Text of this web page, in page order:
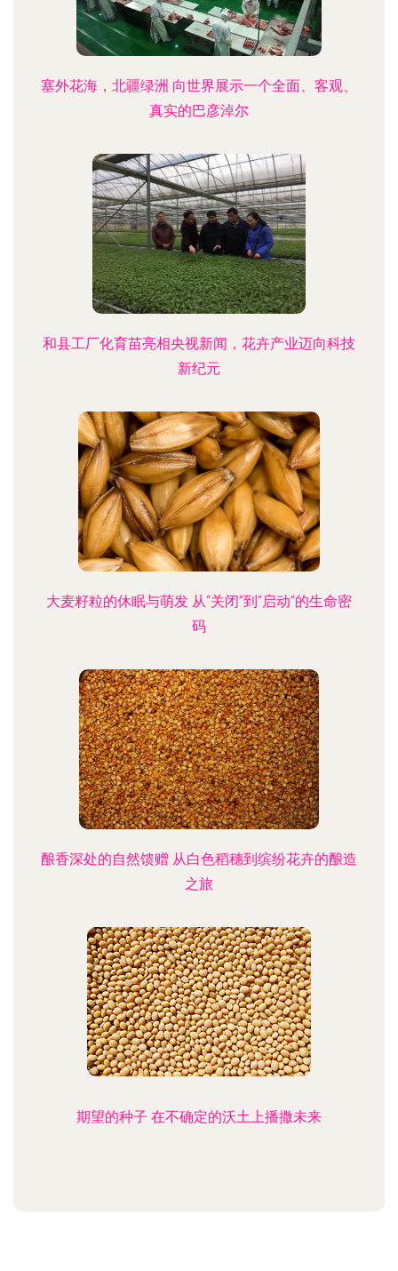
塞外花海，北疆绿洲 向世界展示一个全面、客观、
真实的巴彦淖尔
和县工厂化育苗亮相央视新闻，花卉产业迈向科技
新纪元
大麦籽粒的休眠与萌发 从“关闭”到“启动”的生命密
码
酿香深处的自然馈赠 从白色稻穗到缤纷花卉的酿造
之旅
期望的种子 在不确定的沃土上播撒未来